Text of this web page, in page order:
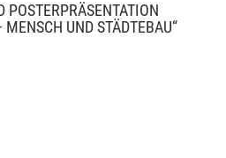
POSTERPRÄSENTATION
UND STÄDTEBAU“